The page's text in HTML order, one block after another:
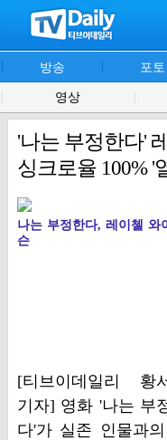
방송 포토
영상
'나는 부정한다'
싱크로율 100% '
나는 부정한다, 레이첼 와
슨
[티브이데일리 황
기자] 영화 '나는 부
다'가 실존 인물과